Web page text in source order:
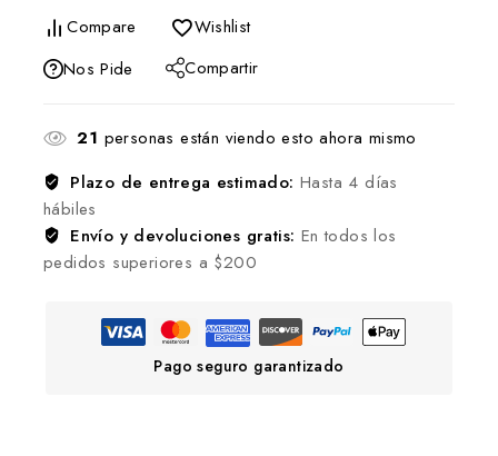
Compare
Wishlist
Nos Pide
Compartir
21 personas están viendo esto ahora mismo
Plazo de entrega estimado: Hasta 4 días
hábiles
Envío y devoluciones gratis: En todos los
pedidos superiores a $200
Pago seguro garantizado